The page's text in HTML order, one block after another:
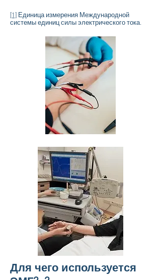
[1] Единица измерения Международной
системы единиц силы электрического тока.
Для чего используется